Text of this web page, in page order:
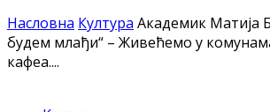
Насловна Култура Академик Матија
будем млађи“ – Живећемо у
кафеа....